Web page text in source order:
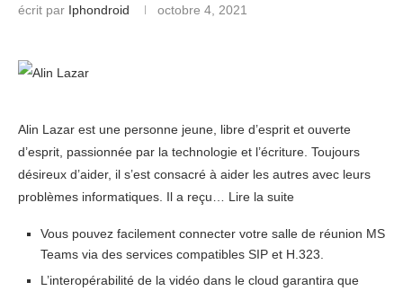
écrit par Iphondroid octobre 4, 2021
Alin Lazar est une personne jeune, libre d’esprit et ouverte
d’esprit, passionnée par la technologie et l’écriture. Toujours
désireux d’aider, il s’est consacré à aider les autres avec leurs
problèmes informatiques. Il a reçu… Lire la suite
Vous pouvez facilement connecter votre salle de réunion MS
Teams via des services compatibles SIP et H.323.
L’interopérabilité de la vidéo dans le cloud garantira que